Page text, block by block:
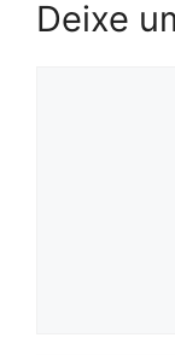
Deixe